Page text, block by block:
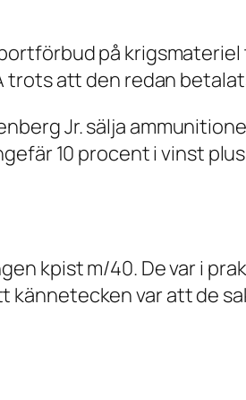
på krigsmateriel
trots att den redan
Jr. sälja
10 procent i vinst
kpist m/40. De var i
kännetecken var att de